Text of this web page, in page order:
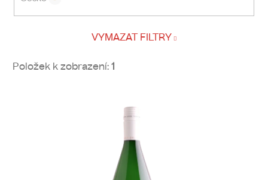
VYMAZAT FILTRY
Položek k zobrazení: 1